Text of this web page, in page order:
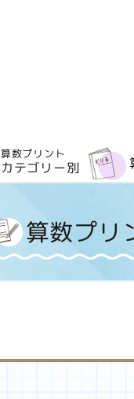
算数プリント
カテゴリー別
算数プリ